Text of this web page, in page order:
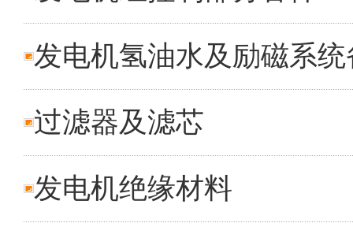
发电机氢油水及励磁系统
过滤器及滤芯
发电机绝缘材料